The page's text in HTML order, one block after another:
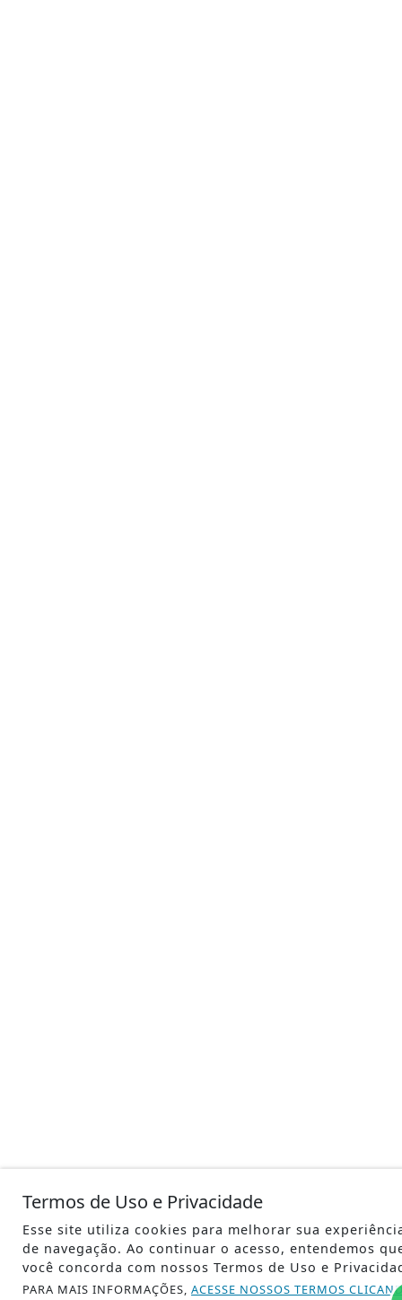
Termos de Uso e Privacidade
Esse site utiliza cookies para melhorar sua
de navegação. Ao continuar o acesso, entendemos
você concorda com nossos Termos de Uso e
PARA MAIS INFORMAÇÕES, ACESSE NOSSOS TERMOS